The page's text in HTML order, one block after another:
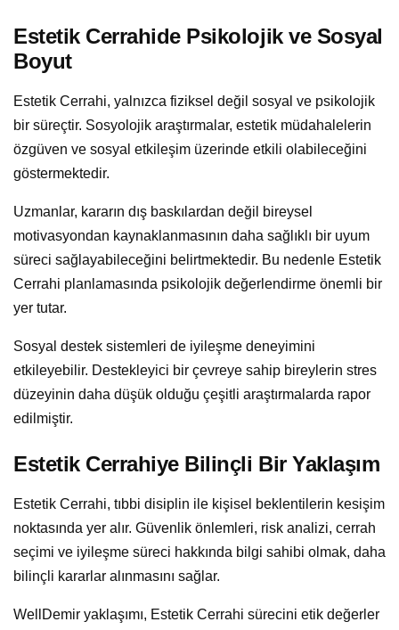
Estetik Cerrahide Psikolojik ve Sosyal
Boyut
Estetik Cerrahi, yalnızca fiziksel değil sosyal ve psikolojik
bir süreçtir. Sosyolojik araştırmalar, estetik müdahalelerin
özgüven ve sosyal etkileşim üzerinde etkili olabileceğini
göstermektedir.
Uzmanlar, kararın dış baskılardan değil bireysel
motivasyondan kaynaklanmasının daha sağlıklı bir uyum
süreci sağlayabileceğini belirtmektedir. Bu nedenle Estetik
Cerrahi planlamasında psikolojik değerlendirme önemli bir
yer tutar.
Sosyal destek sistemleri de iyileşme deneyimini
etkileyebilir. Destekleyici bir çevreye sahip bireylerin stres
düzeyinin daha düşük olduğu çeşitli araştırmalarda rapor
edilmiştir.
Estetik Cerrahiye Bilinçli Bir Yaklaşım
Estetik Cerrahi, tıbbi disiplin ile kişisel beklentilerin kesişim
noktasında yer alır. Güvenlik önlemleri, risk analizi, cerrah
seçimi ve iyileşme süreci hakkında bilgi sahibi olmak, daha
bilinçli kararlar alınmasını sağlar.
WellDemir yaklaşımı, Estetik Cerrahi sürecini etik değerler